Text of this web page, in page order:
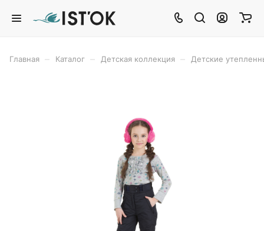
Главная Каталог Детская коллекция Детские